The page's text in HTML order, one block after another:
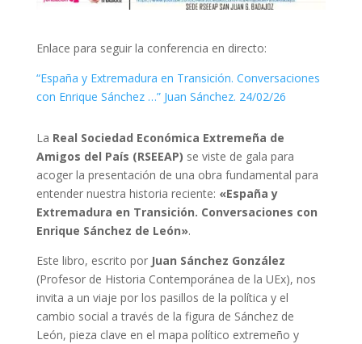
Enlace para seguir la conferencia en directo:
“España y Extremadura en Transición. Conversaciones
con Enrique Sánchez …” Juan Sánchez. 24/02/26
La Real Sociedad Económica Extremeña de
Amigos del País (RSEEAP) se viste de gala para
acoger la presentación de una obra fundamental para
entender nuestra historia reciente: «España y
Extremadura en Transición. Conversaciones con
Enrique Sánchez de León».
Este libro, escrito por Juan Sánchez González
(Profesor de Historia Contemporánea de la UEx), nos
invita a un viaje por los pasillos de la política y el
cambio social a través de la figura de Sánchez de
León, pieza clave en el mapa político extremeño y